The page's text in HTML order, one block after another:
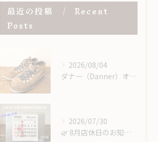
最近の投稿
Recent
Posts
2026/08/04
ダナー（Danner）オールソール｜レザーミッドソール＆USビブラム＃148で重厚感あるカスタム修理
2026/07/30
​🌿 8月店休日のお知らせ 🌿